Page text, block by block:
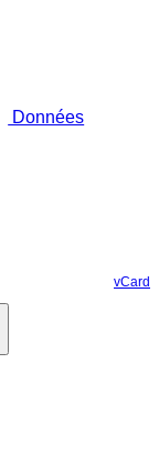
Données
vCard